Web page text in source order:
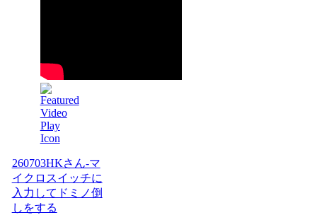
260703HKさん-マ
イクロスイッチに
入力してドミノ倒
しをする